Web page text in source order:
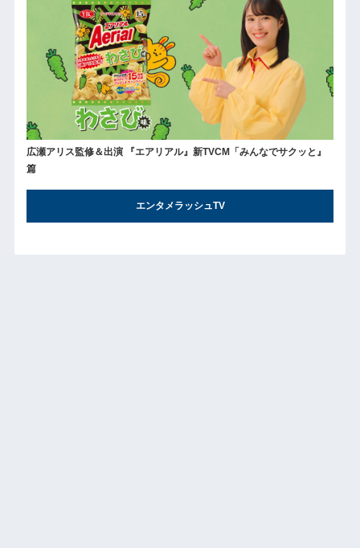
広瀬アリス監修＆出演 『エアリアル』新TVCM「みんなでサクッと』
篇
エンタメラッシュTV